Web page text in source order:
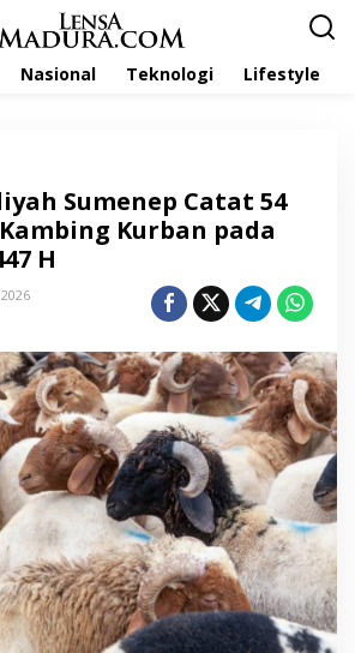
Nasional Teknologi Lifestyle
h
a
m
a
e
C
t
a
Sumenep Catat 54
Kurban pada
H